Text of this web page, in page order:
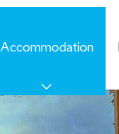
Accommodation